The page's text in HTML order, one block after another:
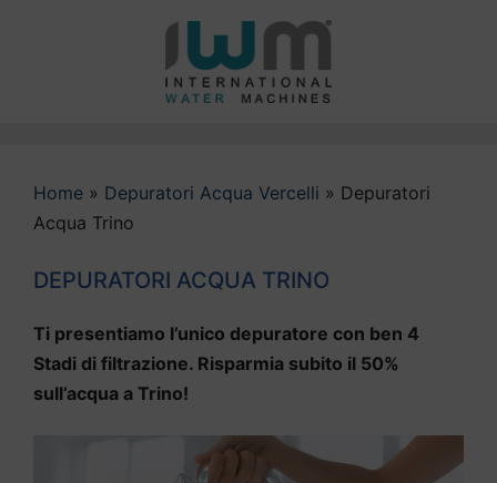
Home » Depuratori Acqua Vercelli » Depuratori
Acqua Trino
DEPURATORI ACQUA TRINO
Ti presentiamo l’unico depuratore con ben 4
Stadi di filtrazione. Risparmia subito il 50%
sull’acqua a Trino!